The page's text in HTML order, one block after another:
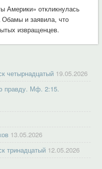
Америки» откликнулась
и заявила, что
извращенцев.
четырнадцатый 19.05.2026
правду. Мф. 2:15.
13.05.2026
тринадцатый 12.05.2026